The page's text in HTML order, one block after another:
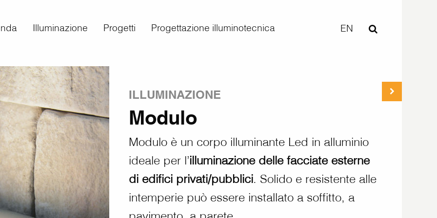
Illuminazione Progetti Progettazione illuminotecnica EN
ILLUMINAZIONE
Modulo
Modulo è un corpo illuminante Led in alluminio
ideale per l’illuminazione delle facciate esterne
di edifici privati/pubblici. Solido e resistente alle
intemperie può essere installato a soffitto, a